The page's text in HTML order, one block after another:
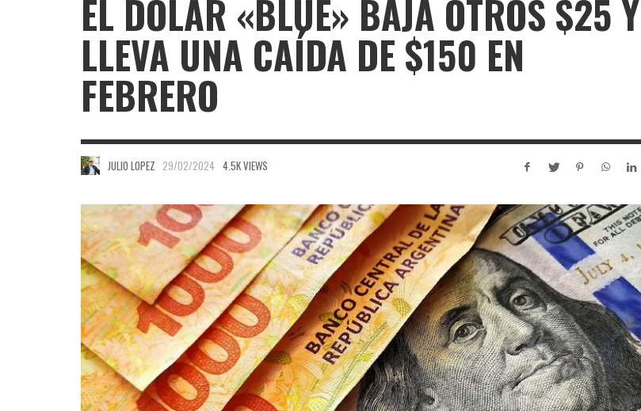
EL DÓLAR «BLUE» BAJA OTROS $25 Y
LLEVA UNA CAÍDA DE $150 EN
FEBRERO
JULIO LOPEZ 29/02/2024 4.5K VIEWS